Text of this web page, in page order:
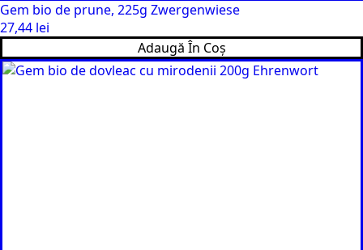
Gem bio de prune, 225g Zwergenwiese
27,44 lei
Adaugă În Coș